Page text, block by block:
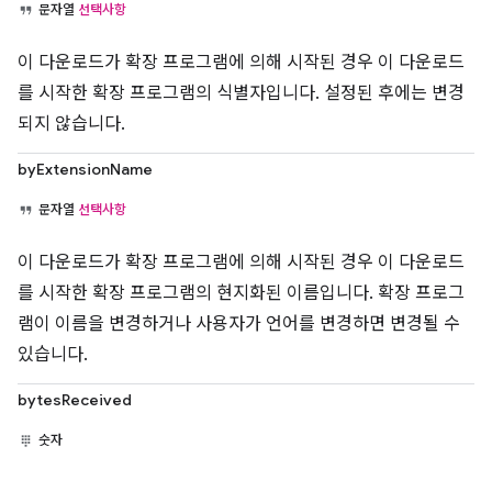
문자열 선택사항
이 다운로드가 확장 프로그램에 의해 시작된 경우 이 다운로드
를 시작한 확장 프로그램의 식별자입니다. 설정된 후에는 변경
되지 않습니다.
byExtensionName
문자열 선택사항
이 다운로드가 확장 프로그램에 의해 시작된 경우 이 다운로드
를 시작한 확장 프로그램의 현지화된 이름입니다. 확장 프로그
램이 이름을 변경하거나 사용자가 언어를 변경하면 변경될 수
있습니다.
bytesReceived
숫자